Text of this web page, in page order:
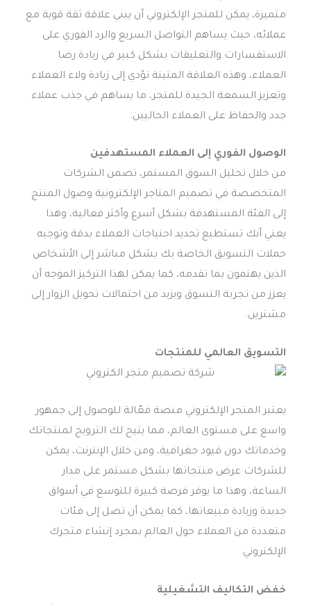
متميزة، يمكن للمتجر الإلكتروني أن يبني علاقة ثقة قوية مع
عملائه، حيث يساهم التواصل السريع والرد الفوري على
الاستفسارات والتعليقات بشكل كبير في زيادة رضا
العملاء، وهذه العلاقة المتينة تؤدي إلى زيادة ولاء العملاء
وتعزيز السمعة الجيدة للمتجر، ما يساهم في جذب عملاء
جدد والحفاظ على العملاء الحاليين.
الوصول الفوري إلى العملاء المستهدفين
من خلال تحليل السوق المستمر، تضمن الشركات
المتخصصة في تصميم المتاجر الإلكترونية وصول المنتج
إلى الفئة المستهدفة بشكل أسرع وأكثر فعالية، وهذا
يعني أنك تستطيع تحديد احتياجات العملاء بدقة وتوجيه
حملات التسويق الخاصة بك بشكل مباشر إلى الأشخاص
الذين يهتمون بما تقدمه، كما يمكن لهذا التركيز الموجه أن
يعزز من تجربة التسوق ويزيد من احتمالات تحويل الزوار إلى
مشترين.
التسويق العالمي للمنتجات
يعتبر المتجر الإلكتروني منصة فعّالة للوصول إلى جمهور
واسع على مستوى العالم، مما يتيح لك الترويج لمنتجاتك
وخدماتك دون قيود جغرافية، ومن خلال الإنترنت، يمكن
للشركات عرض منتجاتها بشكل مستمر على مدار
الساعة، وهذا ما يوفر فرصة كبيرة للتوسع في أسواق
جديدة وزيادة مبيعاتها، كما يمكن أن تصل إلى فئات
متعددة من العملاء حول العالم بمجرد إنشاء متجرك
الإلكتروني.
خفض التكاليف التشغيلية